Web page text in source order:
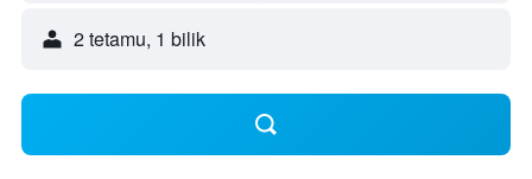
2 tetamu, 1 bilik